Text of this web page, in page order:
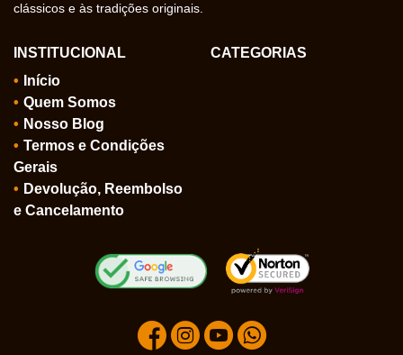
clássicos e às tradições originais.
INSTITUCIONAL
Início
Quem Somos
Nosso Blog
Termos e Condições
Gerais
Devolução, Reembolso
e Cancelamento
CATEGORIAS